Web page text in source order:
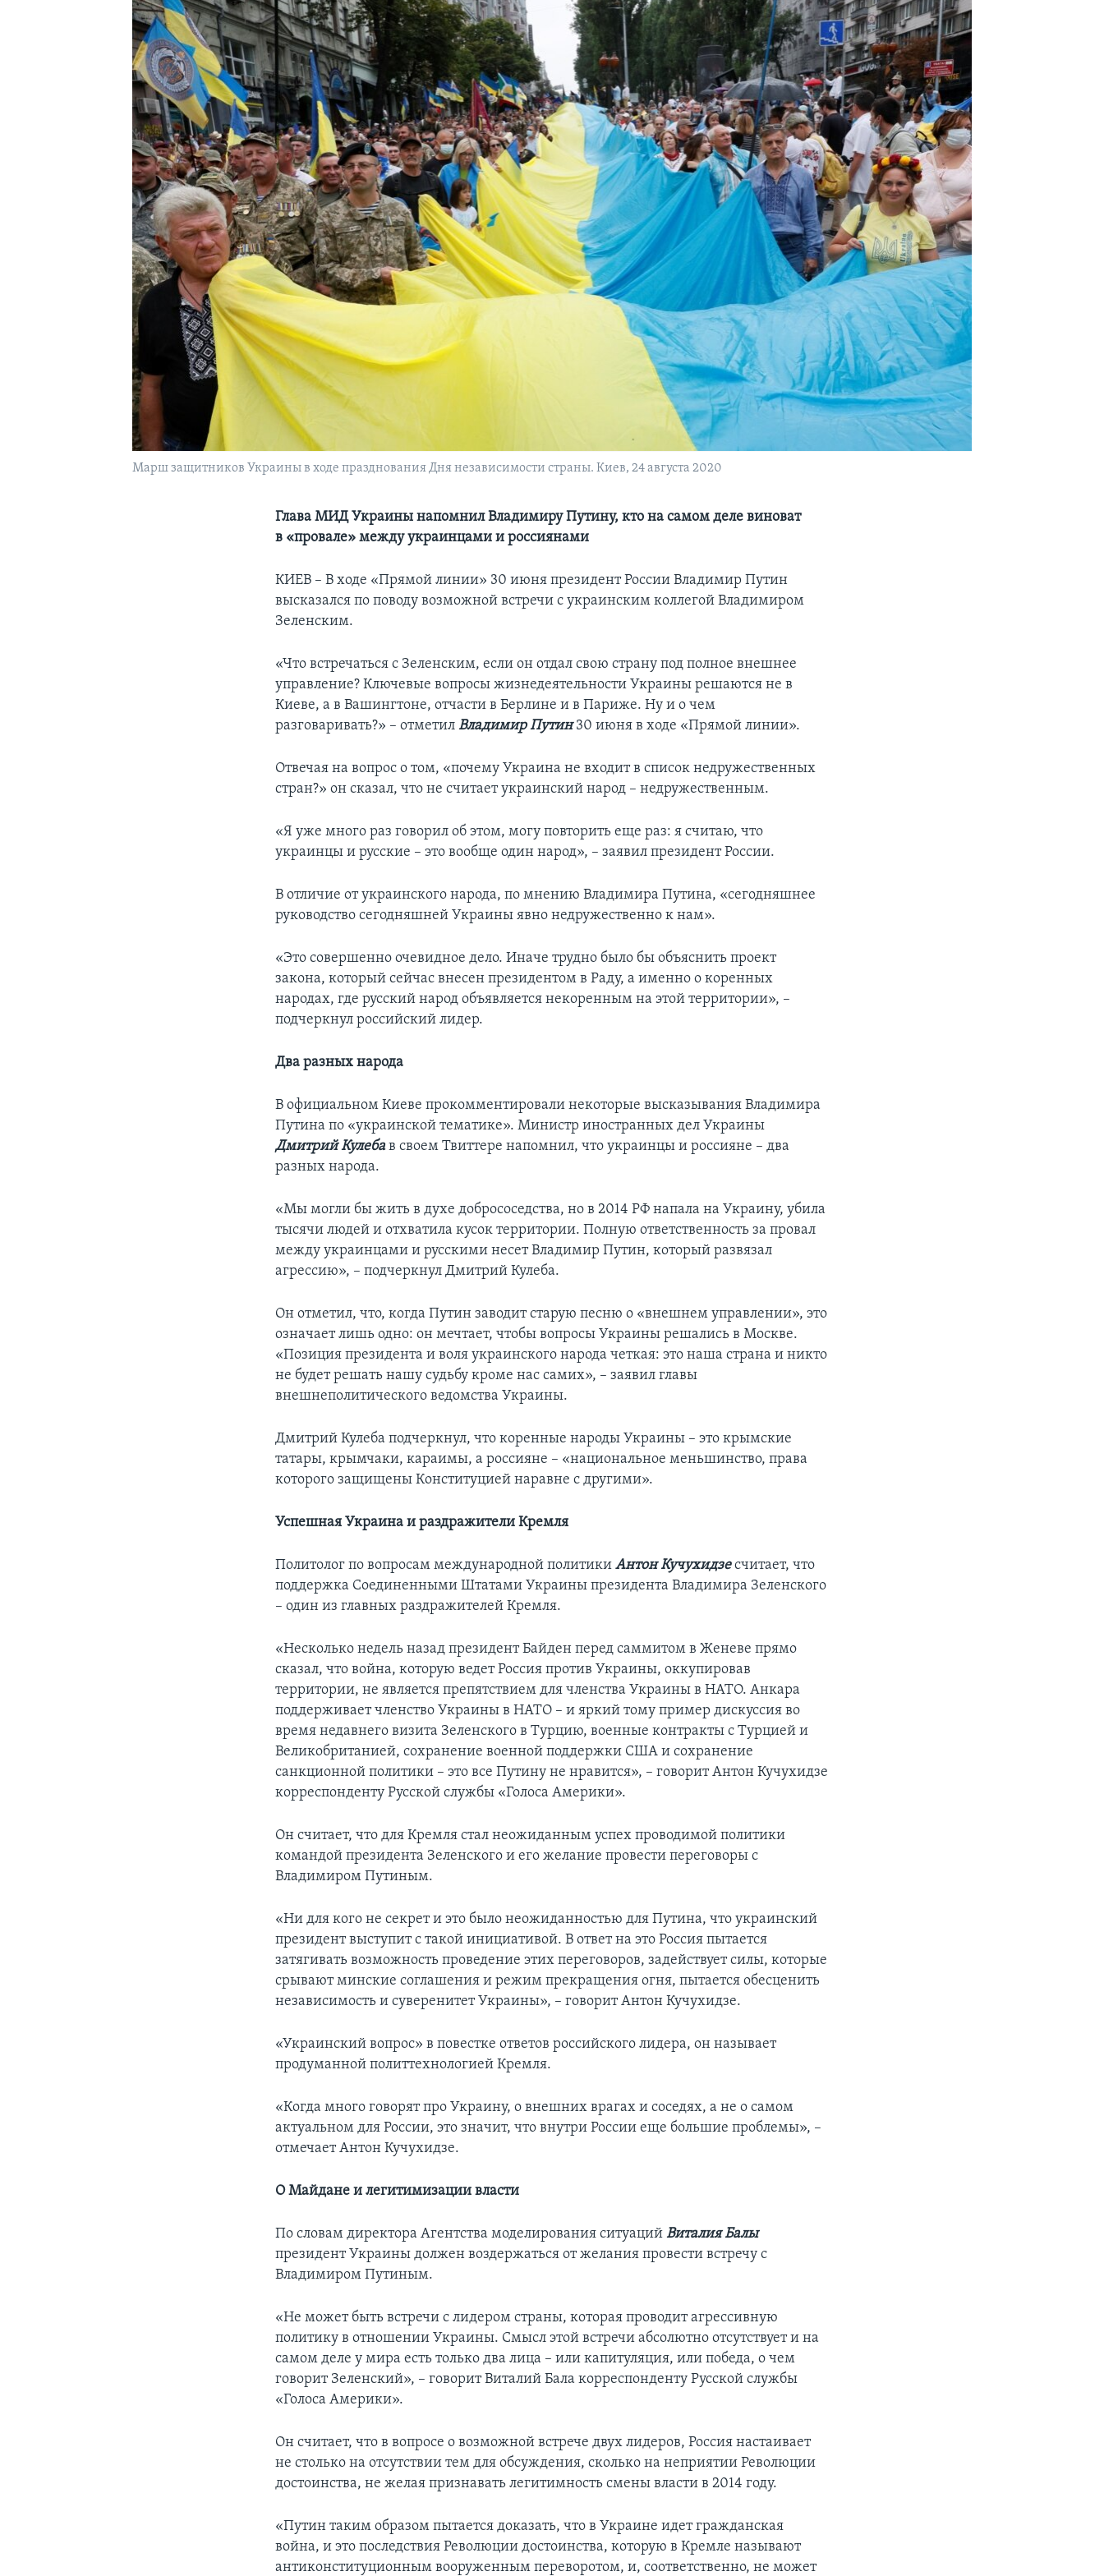
Марш защитников Украины в ходе празднования Дня независимости страны. Киев, 24 августа 2020
Глава МИД Украины напомнил Владимиру Путину, кто на самом деле виноват
в «провале» между украинцами и россиянами
КИЕВ – В ходе «Прямой линии» 30 июня президент России Владимир Путин
высказался по поводу возможной встречи с украинским коллегой Владимиром
Зеленским.
«Что встречаться с Зеленским, если он отдал свою страну под полное внешнее
управление? Ключевые вопросы жизнедеятельности Украины решаются не в
Киеве, а в Вашингтоне, отчасти в Берлине и в Париже. Ну и о чем
разговаривать?» – отметилВладимир Путин30 июня в ходе «Прямой линии».
Отвечая на вопрос о том, «почему Украина не входит в список недружественных
стран?» он сказал, что не считает украинский народ – недружественным.
«Я уже много раз говорил об этом, могу повторить еще раз: я считаю, что
украинцы и русские – это вообще один народ», – заявил президент России.
В отличие от украинского народа, по мнению Владимира Путина, «сегодняшнее
руководство сегодняшней Украины явно недружественно к нам».
«Это совершенно очевидное дело. Иначе трудно было бы объяснить проект
закона, который сейчас внесен президентом в Раду, а именно о коренных
народах, где русский народ объявляется некоренным на этой территории», –
подчеркнул российский лидер.
Два разных народа
В официальном Киеве прокомментировали некоторые высказывания Владимира
Путина по «украинской тематике». Министр иностранных дел Украины
Дмитрий Кулебав своем Твиттере напомнил, что украинцы и россияне – два
разных народа.
«Мы могли бы жить в духе добрососедства, но в 2014 РФ напала на Украину, убила
тысячи людей и отхватила кусок территории. Полную ответственность за провал
между украинцами и русскими несет Владимир Путин, который развязал
агрессию», – подчеркнул Дмитрий Кулеба.
Он отметил, что, когда Путин заводит старую песню о «внешнем управлении», это
означает лишь одно: он мечтает, чтобы вопросы Украины решались в Москве.
«Позиция президента и воля украинского народа четкая: это наша страна и никто
не будет решать нашу судьбу кроме нас самих», – заявил главы
внешнеполитического ведомства Украины.
Дмитрий Кулеба подчеркнул, что коренные народы Украины – это крымские
татары, крымчаки, караимы, а россияне – «национальное меньшинство, права
которого защищены Конституцией наравне с другими».
Успешная Украина и раздражители Кремля
Политолог по вопросам международной политикиАнтон Кучухидзесчитает, что
поддержка Соединенными Штатами Украины президента Владимира Зеленского
– один из главных раздражителей Кремля.
«Несколько недель назад президент Байден перед саммитом в Женеве прямо
сказал, что война, которую ведет Россия против Украины, оккупировав
территории, не является препятствием для членства Украины в НАТО. Анкара
поддерживает членство Украины в НАТО – и яркий тому пример дискуссия во
время недавнего визита Зеленского в Турцию, военные контракты с Турцией и
Великобританией, сохранение военной поддержки США и сохранение
санкционной политики – это все Путину не нравится», – говорит Антон Кучухидзе
корреспонденту Русской службы «Голоса Америки».
Он считает, что для Кремля стал неожиданным успех проводимой политики
командой президента Зеленского и его желание провести переговоры с
Владимиром Путиным.
«Ни для кого не секрет и это было неожиданностью для Путина, что украинский
президент выступит с такой инициативой. В ответ на это Россия пытается
затягивать возможность проведение этих переговоров, задействует силы, которые
срывают минские соглашения и режим прекращения огня, пытается обесценить
независимость и суверенитет Украины», – говорит Антон Кучухидзе.
«Украинский вопрос» в повестке ответов российского лидера, он называет
продуманной политтехнологией Кремля.
«Когда много говорят про Украину, о внешних врагах и соседях, а не о самом
актуальном для России, это значит, что внутри России еще большие проблемы», –
отмечает Антон Кучухидзе.
О Майдане и легитимизации власти
По словам директора Агентства моделирования ситуацийВиталия Балы
президент Украины должен воздержаться от желания провести встречу с
Владимиром Путиным.
«Не может быть встречи с лидером страны, которая проводит агрессивную
политику в отношении Украины. Смысл этой встречи абсолютно отсутствует и на
самом деле у мира есть только два лица – или капитуляция, или победа, о чем
говорит Зеленский», – говорит Виталий Бала корреспонденту Русской службы
«Голоса Америки».
Он считает, что в вопросе о возможной встрече двух лидеров, Россия настаивает
не столько на отсутствии тем для обсуждения, сколько на неприятии Революции
достоинства, не желая признавать легитимность смены власти в 2014 году.
«Путин таким образом пытается доказать, что в Украине идет гражданская
война, и это последствия Революции достоинства, которую в Кремле называют
антиконституционным вооруженным переворотом, и, соответственно, не может